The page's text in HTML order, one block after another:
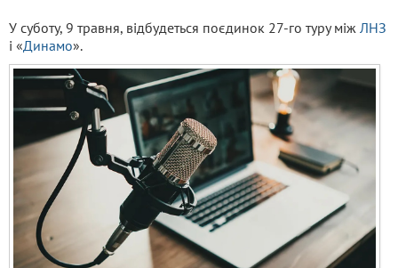
У суботу, 9 травня, відбудеться поєдинок 27-го туру між ЛНЗ
і «Динамо».